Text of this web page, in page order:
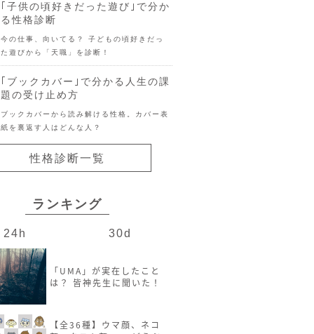
｢子供の頃好きだった遊び｣で分か
る性格診断
今の仕事、向いてる？ 子どもの頃好きだっ
た遊びから「天職」を診断！
｢ブックカバー｣で分かる人生の課
題の受け止め方
ブックカバーから読み解ける性格。カバー表
紙を裏返す人はどんな人？
性格診断一覧
ランキング
24h 30d
「UMA」が実在したこと
は？ 皆神先生に聞いた！
【全36種】ウマ顔、ネコ